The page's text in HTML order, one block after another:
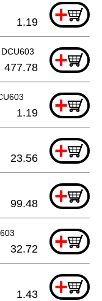
+
1.19
+
477.78
+
1.19
+
23.56
+
99.48
+
32.72
+
1.43